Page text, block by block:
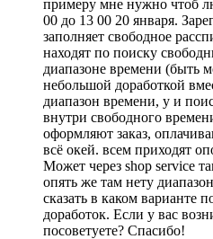
примеру мне нужно чтоб
00 до 13 00 20 января.
заполняет свободное
находят по поиску
диапазоне времени (быть
небольшой доработкой
диапазон времени, у и
внутри свободного
оформляют заказ,
всё окей. всем приходят
Может через shop service
опять же там нету
сказать в каком варианте
доработок. Если у вас
посоветуете? Спасибо!